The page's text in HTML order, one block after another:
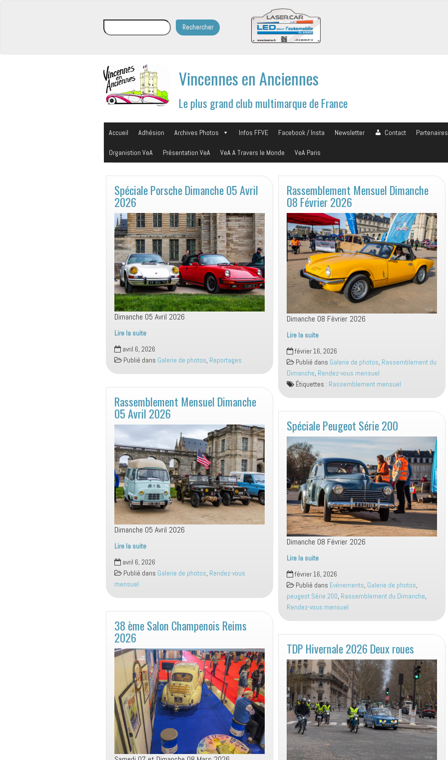
Rechercher Rechercher
Vincennes en Anciennes
Le plus grand club multimarque de France
Accueil Adhésion Archives Photos Infos FFVE Facebook / Insta Newsletter Contact Partenaires
Organistion VeA Présentation VeA VeA A Travers le Monde VeA Paris
Spéciale Porsche Dimanche 05 Avril
2026
Dimanche 05 Avril 2026
Lire la suite
Spéciale
Porsche
Dimanche
05
Avril
2026
avril 6, 2026
Publié dans Galerie de photos, Reportages
Rassemblement Mensuel Dimanche
05 Avril 2026
Dimanche 05 Avril 2026
Lire la suite
Rassemblement
Mensuel
Dimanche
05
Avril
2026
avril 6, 2026
Publié dans Galerie de photos, Rendez-vous
mensuel
38 ème Salon Champenois Reims
2026
Rassemblement Mensuel Dimanche
08 Février 2026
Dimanche 08 Février 2026
Lire la suite
Rassemblement
Mensuel
Dimanche
08
Février
2026
février 16, 2026
Publié dans Galerie de photos, Rassemblement du
Dimanche, Rendez-vous mensuel
Étiquettes : Rassemblement mensuel
Spéciale Peugeot Série 200
Dimanche 08 Février 2026
Lire la suite
Spéciale
Peugeot
Série
200
février 16, 2026
Publié dans Evénements, Galerie de photos,
peugeot Série 200, Rassemblement du Dimanche,
Rendez-vous mensuel
TDP Hivernale 2026 Deux roues